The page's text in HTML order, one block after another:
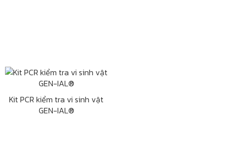
Kit PCR kiểm tra vi sinh vật
GEN-IAL®